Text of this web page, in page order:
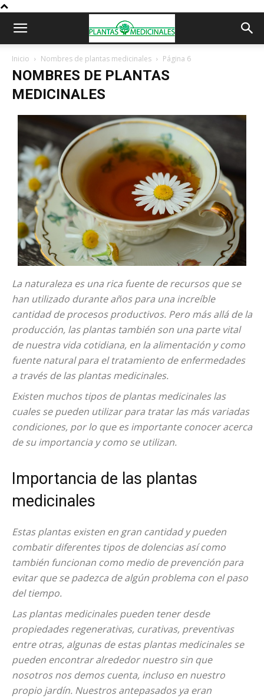
Inicio Nombres de plantas medicinales Página 6
NOMBRES DE PLANTAS
MEDICINALES
La naturaleza es una rica fuente de recursos que se
han utilizado durante años para una increíble
cantidad de procesos productivos. Pero más allá de la
producción, las plantas también son una parte vital
de nuestra vida cotidiana, en la alimentación y como
fuente natural para el tratamiento de enfermedades
a través de las plantas medicinales.
Existen muchos tipos de plantas medicinales las
cuales se pueden utilizar para tratar las más variadas
condiciones, por lo que es importante conocer acerca
de su importancia y como se utilizan.
Importancia de las plantas
medicinales
Estas plantas existen en gran cantidad y pueden
combatir diferentes tipos de dolencias así como
también funcionan como medio de prevención para
evitar que se padezca de algún problema con el paso
del tiempo.
Las plantas medicinales pueden tener desde
propiedades regenerativas, curativas, preventivas
entre otras, algunas de estas plantas medicinales se
pueden encontrar alrededor nuestro sin que
nosotros nos demos cuenta, incluso en nuestro
propio jardín. Nuestros antepasados ya eran